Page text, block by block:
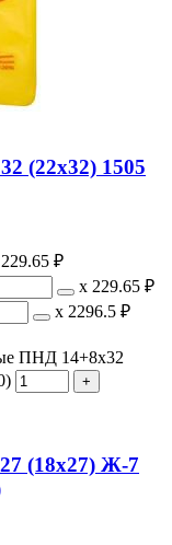
(22х32) 1505
229.65 ₽
х 229.65 ₽
х 2296.5 ₽
ПНД 14+8x32
(18х27) Ж-7